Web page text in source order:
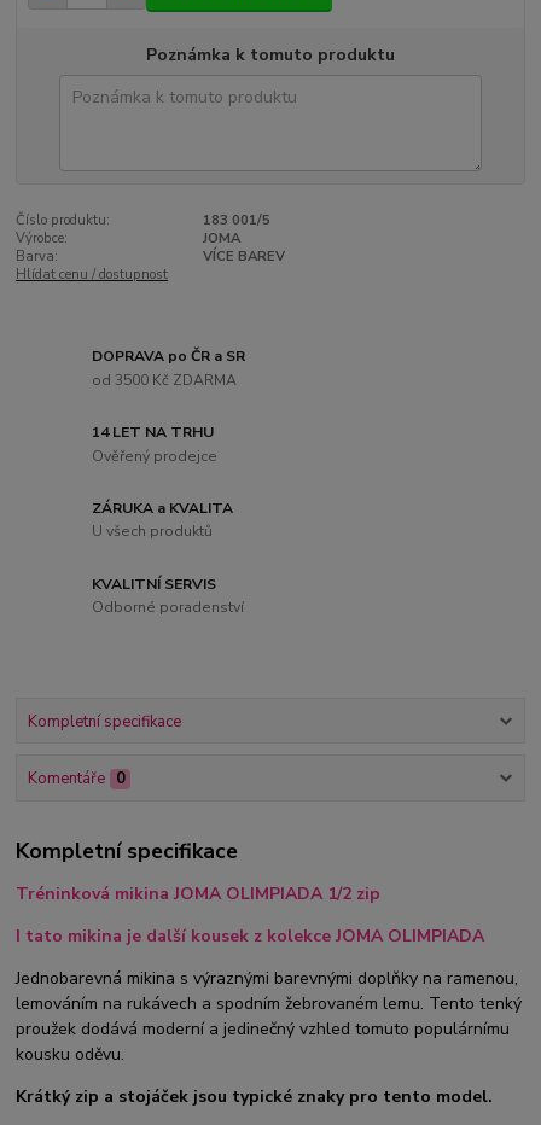
Poznámka k tomuto produktu
Číslo produktu:
183 001/5
Výrobce:
JOMA
Barva:
VÍCE BAREV
Hlídat cenu / dostupnost
DOPRAVA po ČR a SR
od 3500 Kč ZDARMA
14 LET NA TRHU
Ověřený prodejce
ZÁRUKA a KVALITA
U všech produktů
KVALITNÍ SERVIS
Odborné poradenství
Kompletní specifikace
Komentáře 0
Kompletní specifikace
Tréninková mikina JOMA OLIMPIADA 1/2 zip
I tato mikina je další kousek z kolekce JOMA OLIMPIADA
Jednobarevná mikina s výraznými barevnými doplňky na ramenou,
lemováním na rukávech a spodním žebrovaném lemu. Tento tenký
proužek dodává moderní a jedinečný vzhled tomuto populárnímu
kousku oděvu.
Krátký zip a stojáček jsou typické znaky pro tento model.